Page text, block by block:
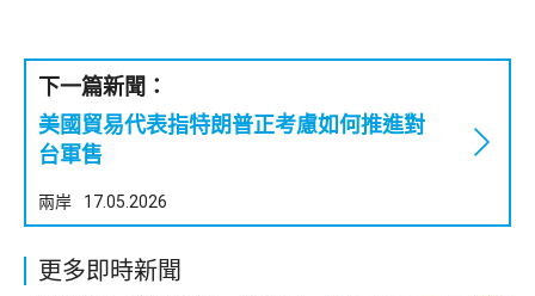
下一篇新聞：
美國貿易代表指特朗普正考慮如何推進對
台軍售
兩岸 17.05.2026
更多即時新聞